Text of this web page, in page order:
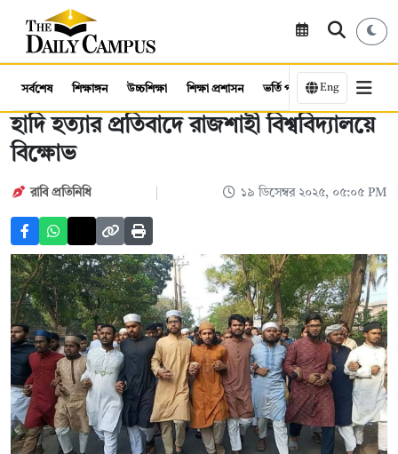
সর্বশেষ শিক্ষাঙ্গন উচ্চশিক্ষা শিক্ষা প্রশাসন ভর্তি পরীক্ষা কর্মসংস্থান
Eng
হাদি হত্যার প্রতিবাদে রাজশাহী বিশ্ববিদ্যালয়ে
বিক্ষোভ
রাবি প্রতিনিধি ১৯ ডিসেম্বর ২০২৫, ০৫:০৫ PM